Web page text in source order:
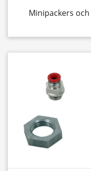
Minipackers